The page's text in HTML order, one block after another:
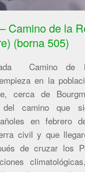
Camino de la
(borna 505)
Camino de
en la
cerca de
camino que
en febrero
civil y que
de cruzar los